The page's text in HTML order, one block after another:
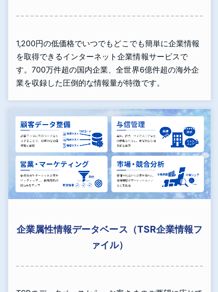
1,200円の低価格でいつでもどこでも簡単に企業情報
を取得できるインターネット企業情報サービスで
す。700万件超の国内企業、全世界6億件超の海外企
業を収録した圧倒的な情報量が特徴です。
企業属性情報データベース（TSR企業情報フ
ァイル）